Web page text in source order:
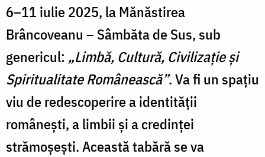
6–11 iulie 2025, la Mănăstirea
Brâncoveanu – Sâmbăta de Sus, sub
genericul: „Limbă, Cultură, Civilizație și
Spiritualitate Românească”. Va fi un spațiu
viu de redescoperire a identității
românești, a limbii și a credinței
strămoșești. Această tabără se va